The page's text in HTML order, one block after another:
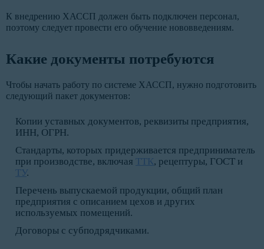
К внедрению ХАССП должен быть подключен персонал,
поэтому следует провести его обучение нововведениям.
Какие документы потребуются
Чтобы начать работу по системе ХАССП, нужно подготовить
следующий пакет документов:
Копии уставных документов, реквизиты предприятия,
ИНН, ОГРН.
Стандарты, которых придерживается предприниматель
при производстве, включая ТТК, рецептуры, ГОСТ и
ТУ.
Перечень выпускаемой продукции, общий план
предприятия с описанием цехов и других
используемых помещений.
Договоры с субподрядчиками.